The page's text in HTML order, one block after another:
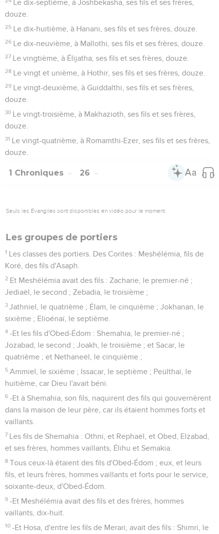
Le dix-septième, à Joshbekasha, ses fils et ses frères,
douze.
25 Le dix-huitième, à Hanani, ses fils et ses frères, douze.
26 Le dix-neuvième, à Mallothi, ses fils et ses frères, douze.
27 Le vingtième, à Élijatha, ses fils et ses frères, douze.
28 Le vingt et unième, à Hothir, ses fils et ses frères, douze.
29 Le vingt-deuxième, à Guiddalthi, ses fils et ses frères,
douze.
30 Le vingt-troisième, à Makhazioth, ses fils et ses frères,
douze.
31 Le vingt-quatrième, à Romamthi-Ezer, ses fils et ses frères,
douze.
1 Chroniques 26
Seuls les Évangiles sont disponibles en vidéo pour le moment.
Les groupes de portiers
1 Les classes des portiers. Des Corites : Meshélémia, fils de
Koré, des fils d'Asaph.
2 Et Meshélémia avait des fils : Zacharie, le premier-né ;
Jediaël, le second ; Zebadia, le troisième ;
3 Jathniel, le quatrième ; Élam, le cinquième ; Jokhanan, le
sixième ; Elioénaï, le septième.
4 -Et les fils d'Obed-Édom : Shemahia, le premier-né ;
Jozabad, le second ; Joakh, le troisième ; et Sacar, le
quatrième ; et Nethaneël, le cinquième ;
5 Ammiel, le sixième ; Issacar, le septième ; Peülthaï, le
huitième, car Dieu l'avait béni.
6 -Et à Shemahia, son fils, naquirent des fils qui gouvernèrent
dans la maison de leur père, car ils étaient hommes forts et
vaillants.
7 Les fils de Shemahia : Othni, et Rephaël, et Obed, Elzabad,
et ses frères, hommes vaillants, Élihu et Semakia.
8 Tous ceux-là étaient des fils d'Obed-Édom ; eux, et leurs
fils, et leurs frères, hommes vaillants et forts pour le service,
soixante-deux, d'Obed-Édom.
9 -Et Meshélémia avait des fils et des frères, hommes
vaillants, dix-huit.
10 -Et Hosa, d'entre les fils de Merari, avait des fils : Shimri, le